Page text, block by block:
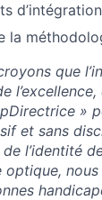
la
que
»
et sans
l’identité
optique,